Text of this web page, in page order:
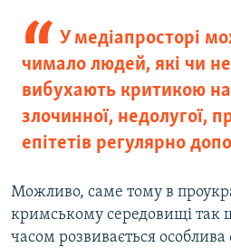
У медіапросторі
чимало людей, які чи
вибухають критикою
злочинної, недолугої,
епітетів регулярно
Можливо, саме тому в
кримському середовищі так
часом розвивається